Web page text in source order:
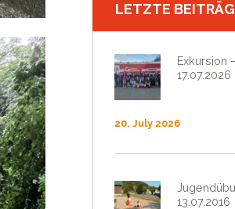
LETZTE
Exkursion
17.07.2026
20. July 2026
13.07.2016